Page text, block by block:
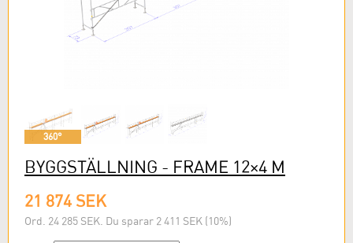
360°
BYGGSTÄLLNING - FRAME 12×4 M
21 874 SEK
Ord. 24 285 SEK. Du sparar 2 411 SEK (10%)